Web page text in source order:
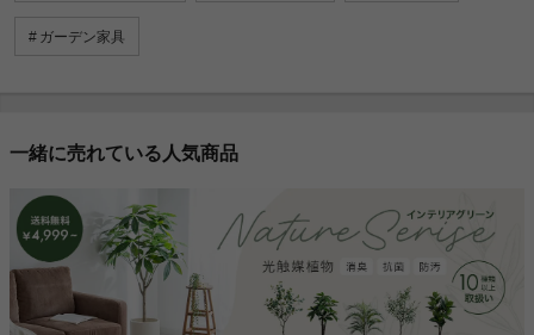
ガーデン家具
一緒に売れている人気商品